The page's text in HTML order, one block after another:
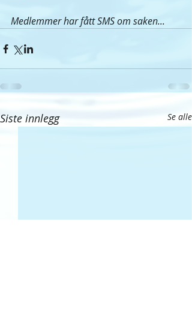
Medlemmer har fått SMS om saken...
Siste innlegg Se alle